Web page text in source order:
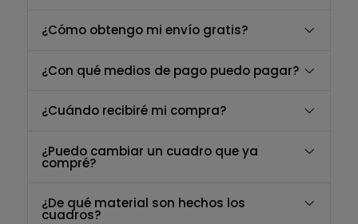
¿Cómo obtengo mi envío gratis?
¿Con qué medios de pago puedo pagar?
¿Cuándo recibiré mi compra?
¿Puedo cambiar un cuadro que ya
compré?
¿De qué material son hechos los
cuadros?